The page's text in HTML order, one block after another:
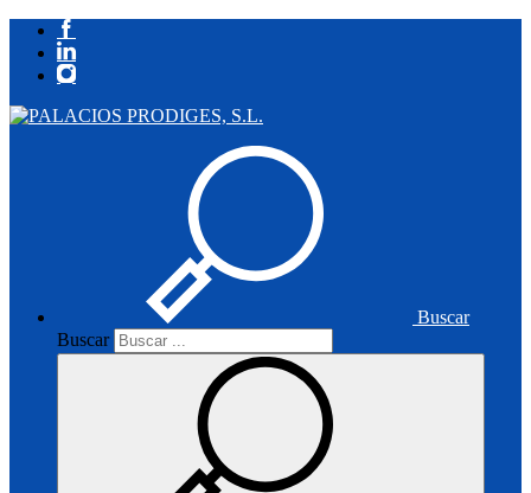
Buscar
Buscar